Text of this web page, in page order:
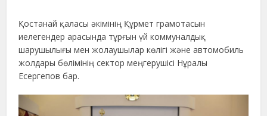
Қостанай қаласы әкімінің Құрмет грамотасын
иелегендер арасында тұрғын үй коммуналдық
шарушылығы мен жолаушылар көлігі және автомобиль
жолдары бөлімінің сектор меңгерушісі Нұралы
Есергепов бар.